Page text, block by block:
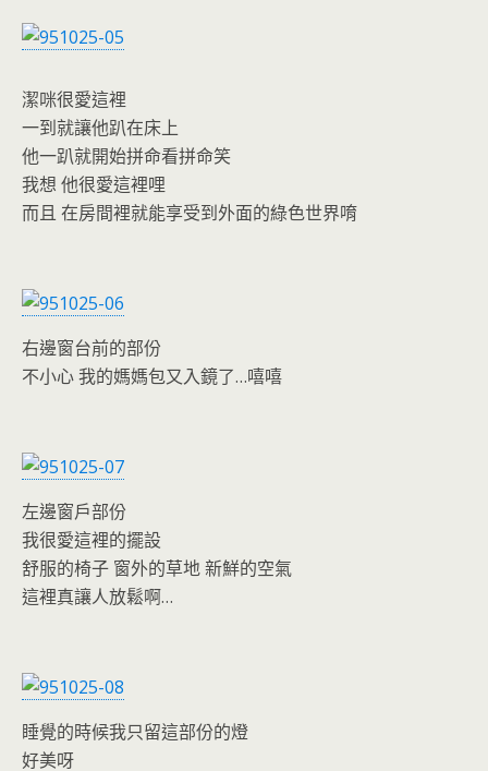
潔咪很愛這裡
一到就讓他趴在床上
他一趴就開始拼命看拼命笑
我想 他很愛這裡哩
而且 在房間裡就能享受到外面的綠色世界唷
右邊窗台前的部份
不小心 我的媽媽包又入鏡了…嘻嘻
左邊窗戶部份
我很愛這裡的擺設
舒服的椅子 窗外的草地 新鮮的空氣
這裡真讓人放鬆啊…
睡覺的時候我只留這部份的燈
好美呀